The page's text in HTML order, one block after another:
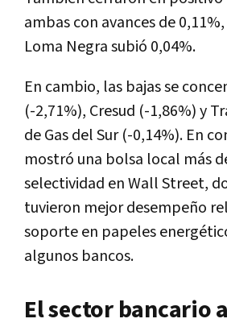
ambas con avances de
Loma Negra subió 0,04%.
En cambio, las bajas se
(-2,71%), Cresud (-1,86%) y
de Gas del Sur (-0,14%). En
mostró una bolsa local más
selectividad en Wall Street,
tuvieron mejor desempeño
soporte en papeles
algunos bancos.
El sector bancario